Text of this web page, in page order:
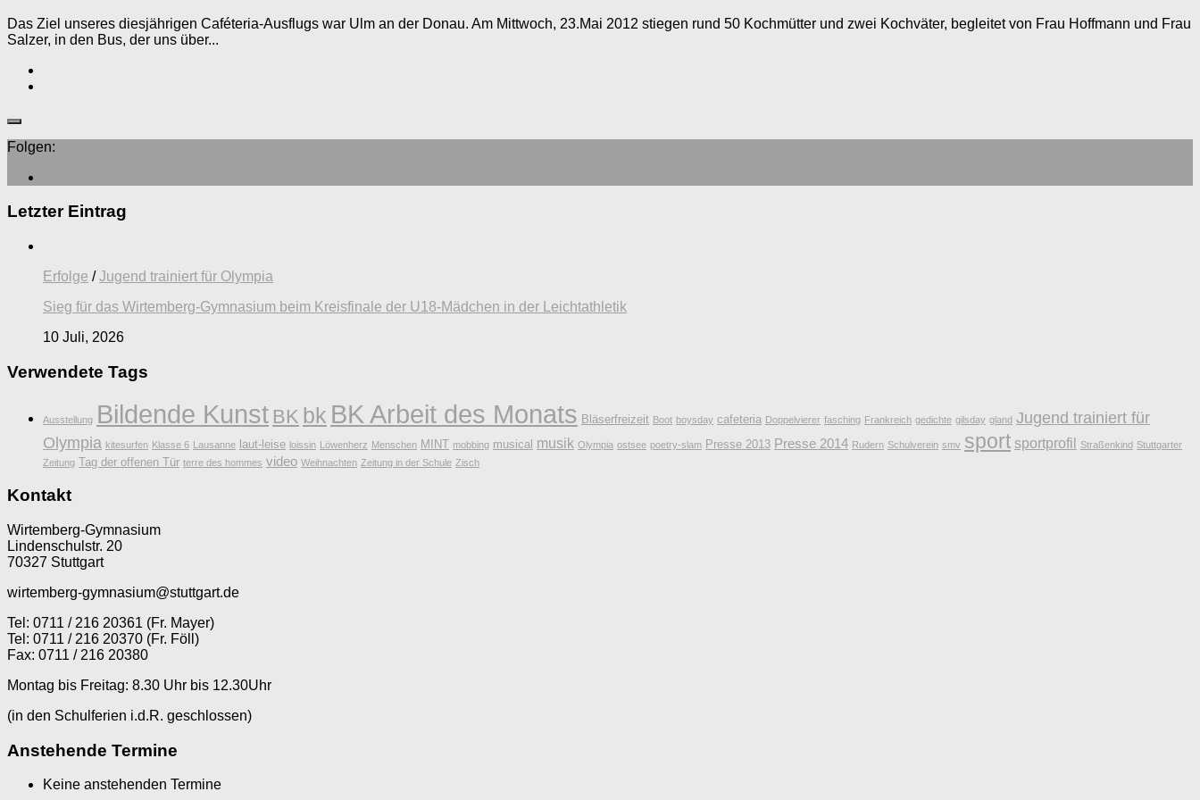
Das Ziel unseres diesjährigen Caféteria-Ausflugs war Ulm an der Donau. Am Mittwoch, 23.Mai 2012 stiegen rund 50 Kochmütter und zwei Kochväter, begleitet von Frau Hoffmann und Frau
Salzer, in den Bus, der uns über...
Folgen:
Letzter Eintrag
Erfolge /Jugend trainiert für Olympia
Sieg für das Wirtemberg-Gymnasium beim Kreisfinale der U18-Mädchen in der Leichtathletik
10 Juli, 2026
Verwendete Tags
Ausstellung Bildende Kunst BK bk BK Arbeit des Monats Bläserfreizeit Boot boysday cafeteria Doppelvierer fasching Frankreich gedichte gilsday gland Jugend trainiert für
Olympia kitesurfen Klasse 6 Lausanne laut-leise loissin Löwenherz Menschen MINT mobbing musical musik Olympia ostsee poetry-slam Presse 2013 Presse 2014 Rudern Schulverein smv sport sportprofil Straßenkind Stuttgarter
Zeitung Tag der offenen Tür terre des hommes video Weihnachten Zeitung in der Schule Zisch
Kontakt
Wirtemberg-Gymnasium
Lindenschulstr. 20
70327 Stuttgart
wirtemberg-gymnasium@stuttgart.de
Tel: 0711 / 216 20361 (Fr. Mayer)
Tel: 0711 / 216 20370 (Fr. Föll)
Fax: 0711 / 216 20380
Montag bis Freitag: 8.30 Uhr bis 12.30Uhr
(in den Schulferien i.d.R. geschlossen)
Anstehende Termine
Keine anstehenden Termine